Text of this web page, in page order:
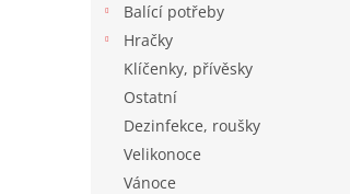
Balící potřeby
Hračky
Klíčenky, přívěsky
Ostatní
Dezinfekce, roušky
Velikonoce
Vánoce